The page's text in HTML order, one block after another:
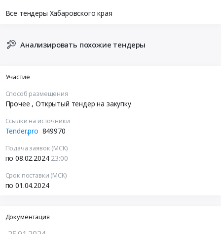
Все тендеры Хабаровского края
Анализировать похожие тендеры
Участие
Способ размещения
Прочее , Открытый тендер на закупку
Ссылки на источники
Tender.pro 849970
Подача заявок (МСК)
по 08.02.2024 23:00
Срок поставки (МСК)
по 01.04.2024
Документация